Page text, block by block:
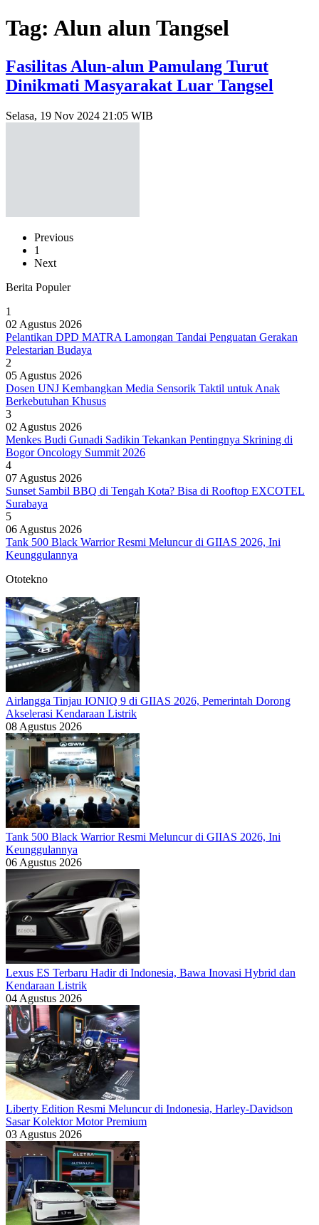
Tag: Alun alun Tangsel
Fasilitas Alun-alun Pamulang Turut
Dinikmati Masyarakat Luar Tangsel
Selasa, 19 Nov 2024 21:05 WIB
Previous
1
Next
Berita Populer
1
02 Agustus 2026
Pelantikan DPD MATRA Lamongan Tandai Penguatan Gerakan
Pelestarian Budaya
2
05 Agustus 2026
Dosen UNJ Kembangkan Media Sensorik Taktil untuk Anak
Berkebutuhan Khusus
3
02 Agustus 2026
Menkes Budi Gunadi Sadikin Tekankan Pentingnya Skrining di
Bogor Oncology Summit 2026
4
07 Agustus 2026
Sunset Sambil BBQ di Tengah Kota? Bisa di Rooftop EXCOTEL
Surabaya
5
06 Agustus 2026
Tank 500 Black Warrior Resmi Meluncur di GIIAS 2026, Ini
Keunggulannya
Ototekno
Airlangga Tinjau IONIQ 9 di GIIAS 2026, Pemerintah Dorong
Akselerasi Kendaraan Listrik
08 Agustus 2026
Tank 500 Black Warrior Resmi Meluncur di GIIAS 2026, Ini
Keunggulannya
06 Agustus 2026
Lexus ES Terbaru Hadir di Indonesia, Bawa Inovasi Hybrid dan
Kendaraan Listrik
04 Agustus 2026
Liberty Edition Resmi Meluncur di Indonesia, Harley-Davidson
Sasar Kolektor Motor Premium
03 Agustus 2026